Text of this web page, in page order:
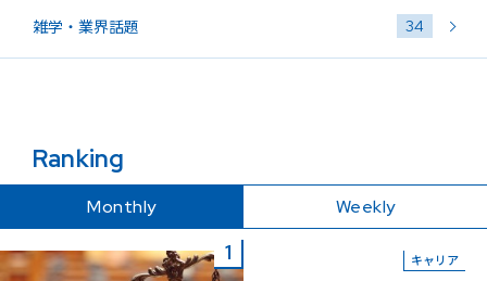
雑学・業界話題 34
Ranking
Monthly Weekly
キャリア